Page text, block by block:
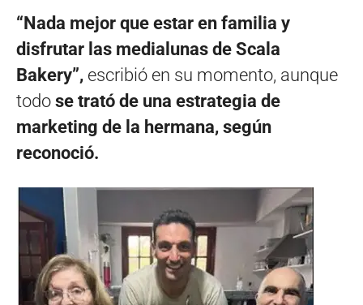
“Nada mejor que estar en familia y
disfrutar las medialunas de Scala
Bakery”, escribió en su momento, aunque
todo se trató de una estrategia de
marketing de la hermana, según
reconoció.